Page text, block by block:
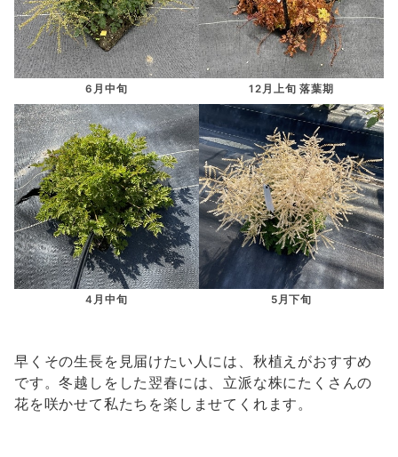
6月中旬 12月上旬 落葉期
4月中旬 5月下旬
早くその生長を見届けたい人には、秋植えがおすすめ
です。冬越しをした翌春には、立派な株にたくさんの
花を咲かせて私たちを楽しませてくれます。